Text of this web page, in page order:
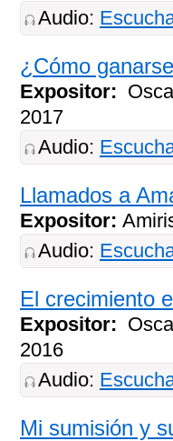
Audio:
¿Cómo
Expositor:
2017
Audio:
Llamados a
Expositor:
Audio:
El crecimiento
Expositor:
2016
Audio:
Mi sumisión y